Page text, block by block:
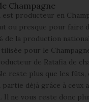
Champagne
est producteur en
ou presque pour faire
de la production
pour le
de Ratafia de
reste plus que les fûts,
partie déjà grâce à ceux
ne vous reste donc